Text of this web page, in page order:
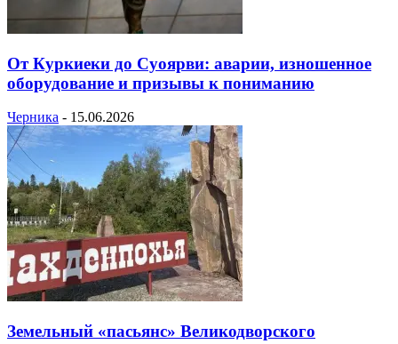
От Куркиеки до Суоярви: аварии, изношенное
оборудование и призывы к пониманию
Черника - 15.06.2026
Земельный «пасьянс» Великодворского